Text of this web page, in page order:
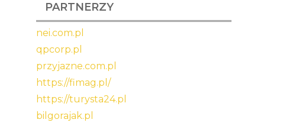
PARTNERZY
nei.com.pl
qpcorp.pl
przyjazne.com.pl
https://fimag.pl/
https://turysta24.pl
bilgorajak.pl